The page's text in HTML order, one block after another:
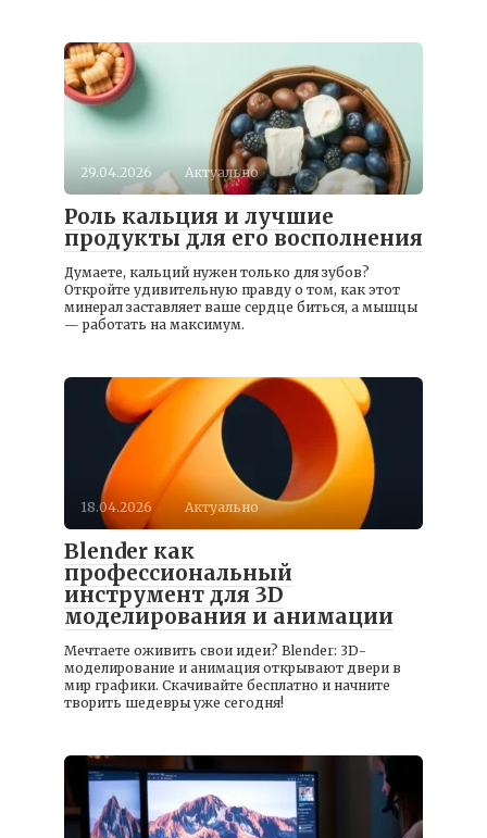
29.04.2026 Актуально
Роль кальция и лучшие
продукты для его восполнения
Думаете, кальций нужен только для зубов?
Откройте удивительную правду о том, как этот
минерал заставляет ваше сердце биться, а мышцы
— работать на максимум.
18.04.2026 Актуально
Blender как
профессиональный
инструмент для 3D
моделирования и анимации
Мечтаете оживить свои идеи? Blender: 3D-
моделирование и анимация открывают двери в
мир графики. Скачивайте бесплатно и начните
творить шедевры уже сегодня!